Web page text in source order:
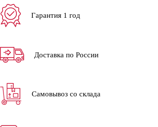
Гарантия 1 год
Доставка по России
Самовывоз со склада